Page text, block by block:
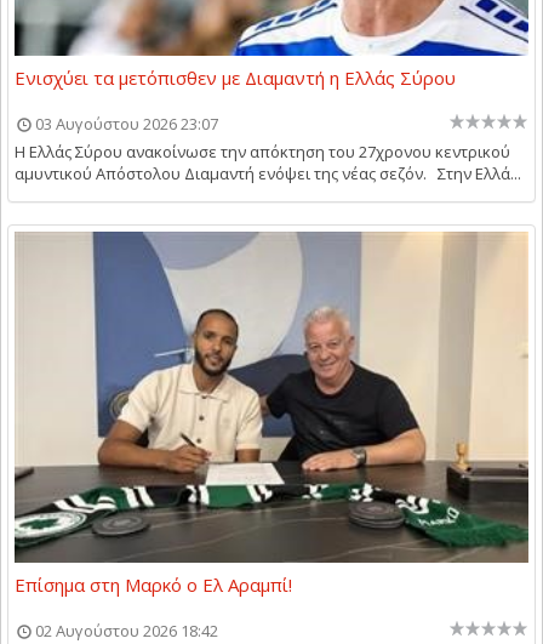
Ενισχύει τα μετόπισθεν με Διαμαντή η Ελλάς Σύρου
03 Αυγούστου 2026 23:07
Η Ελλάς Σύρου ανακοίνωσε την απόκτηση του 27χρονου κεντρικού
αμυντικού Απόστολου Διαμαντή ενόψει της νέας σεζόν. Στην Ελλά...
Επίσημα στη Μαρκό ο Ελ Αραμπί!
02 Αυγούστου 2026 18:42